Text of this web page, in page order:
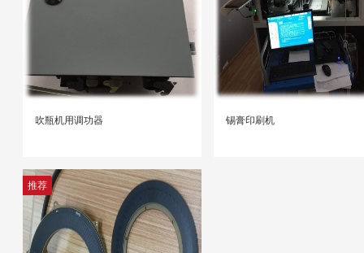
吹瓶机用调功器 锡膏印刷机
推荐